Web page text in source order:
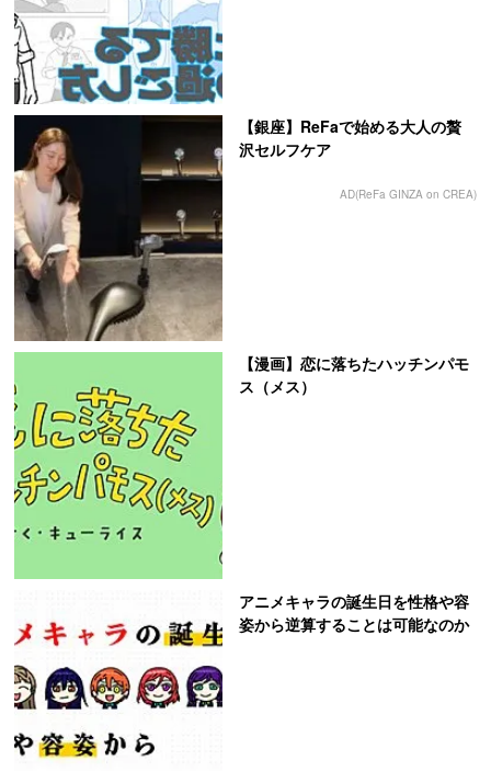
【銀座】ReFaで始める大人の贅
沢セルフケア
AD(ReFa GINZA on CREA)
【漫画】恋に落ちたハッチンパモ
ス（メス）
アニメキャラの誕生日を性格や容
姿から逆算することは可能なのか